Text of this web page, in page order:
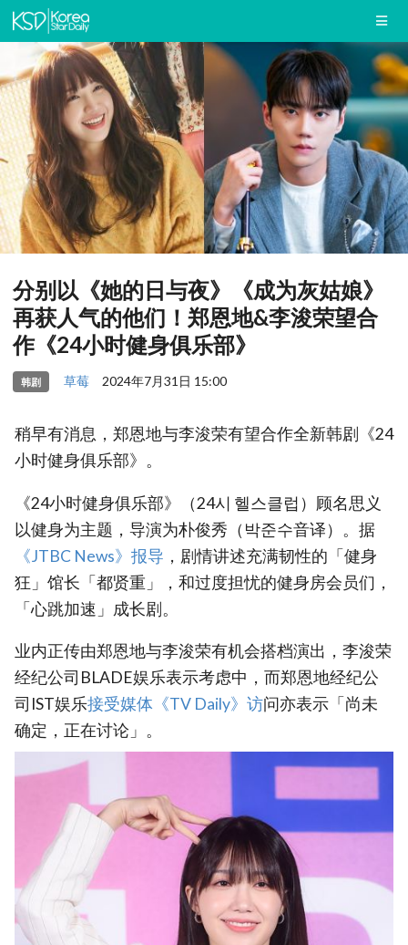
分别以《她的日与夜》《成为灰姑娘》
再获人气的他们！郑恩地&李浚荣望合
作《24小时健身俱乐部》
韩剧 草莓 2024年7月31日 15:00
稍早有消息，郑恩地与李浚荣有望合作全新韩剧《24
小时健身俱乐部》。
《24小时健身俱乐部》（24시 헬스클럽）顾名思义
以健身为主题，导演为朴俊秀（박준수音译）。据
《JTBC News》报导 ，剧情讲述充满韧性的「健身
狂」馆长「都贤重」，和过度担忧的健身房会员们，
「心跳加速」成长剧。
业内正传由郑恩地与李浚荣有机会搭档演出，李浚荣
经纪公司BLADE娱乐表示考虑中，而郑恩地经纪公
司IST娱乐接受媒体《TV Daily》访问亦表示「尚未
确定，正在讨论」。